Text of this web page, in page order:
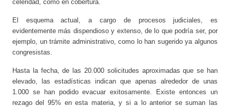
celeridad, como en cobertura.
El esquema actual, a cargo de procesos judiciales, es
evidentemente más dispendioso y extenso, de lo que podría ser, por
ejemplo, un trámite administrativo, como lo han sugerido ya algunos
congresistas.
Hasta la fecha, de las 20.000 solicitudes aproximadas que se han
elevado, las estadísticas indican que apenas alrededor de unas
1.000 se han podido evacuar exitosamente. Existe entonces un
rezago del 95% en esta materia, y si a lo anterior se suman las